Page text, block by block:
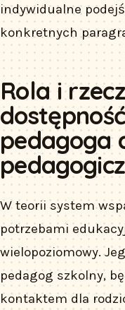
indywidualne
konkretnych
Rola i
pedagoga
W teorii system
potrzebami
wielopoziomowy.
pedagog szkolny,
kontaktem dla